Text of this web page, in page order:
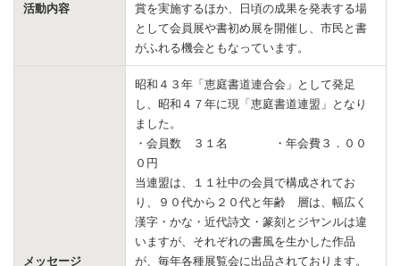
活動内容
賞を実施するほか、日頃の成果を発表する場
として会員展や書初め展を開催し、市民と書
がふれる機会ともなっています。
メッセージ
昭和４３年「恵庭書道連合会」として発足
し、昭和４７年に現「恵庭書道連盟」となり
ました。
・会員数 ３１名 ・年会費３．００
０円
当連盟は、１１社中の会員で構成されてお
り、９０代から２０代と年齢 層は、幅広く
漢字・かな・近代詩文・篆刻とジヤンルは違
いますが、それぞれの書風を生かした作品
が、毎年各種展覧会に出品されております。